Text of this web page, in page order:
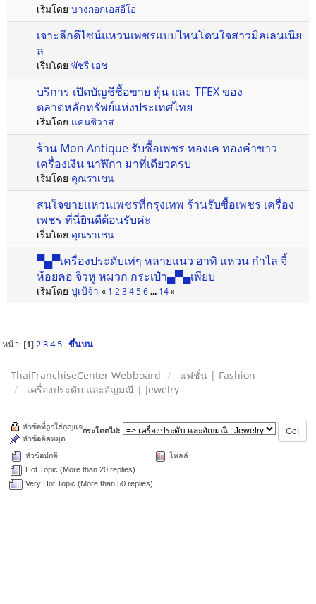
เริ่มโดย บางกอกเอสอีโอ
เจาะลึกดีไซน์แหวนเพชรแบบไหนโดนใจสาวมิลเลนเนีย
ล
เริ่มโดย พัชรี เอช
บริการ เปิดบัญชีซื้อขาย หุ้น และ TFEX ของ
ตลาดหลักทรัพย์แห่งประเทศไทย
เริ่มโดย แคนชิวาส
ร้าน Mon Antique รับซื้อเพชร ทองเค ทองคำขาว
เครื่องเงิน นาฬิกา มาที่เดียวครบ
เริ่มโดย คุณราเชน
สนใจขายแหวนเพชรที่กรุงเทพ ร้านรับซื้อเพชร เครื่อง
เพชร ที่นี่ยินดีต้อนรับค่ะ
เริ่มโดย คุณราเชน
▀▄▀เครื่องประดับเท่ๆ หลายแนว อาทิ แหวน กำไล จี้
ห้อยคอ จิวหู หมวก กระเป๋า▄▀▄เพียบ
เริ่มโดย ปูเป้จ้า « 1 2 3 4 5 6 ... 14 »
หน้า: [1]2 3 4 5 ขึ้นบน
ThaiFranchiseCenter Webboard
แฟชั่น | Fashion
เครื่องประดับ และอัญมณี | Jewelry
กระโดดไป:
หัวข้อปกติ
Hot Topic (More than 20 replies)
Very Hot Topic (More than 50 replies)
หัวข้อที่ถูกใส่กุญแจ
หัวข้อติดหมุด
โพลล์